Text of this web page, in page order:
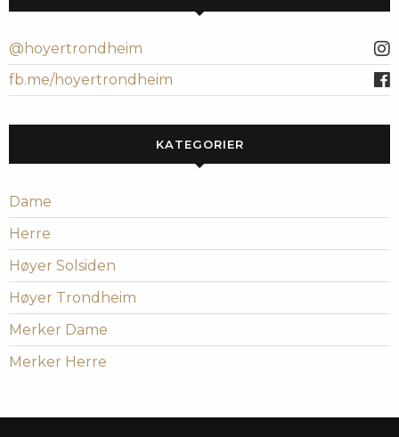
@hoyertrondheim
fb.me/hoyertrondheim
KATEGORIER
Dame
Herre
Høyer Solsiden
Høyer Trondheim
Merker Dame
Merker Herre